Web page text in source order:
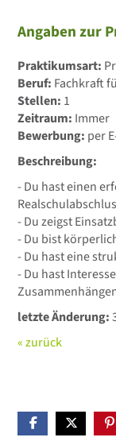
Angaben zur
Praktikumsart:
Beruf: Fachkraft
Stellen: 1
Zeitraum: Immer
Bewerbung: per
Beschreibung:
- Du hast einen
- Du zeigst
- Du bist
- Du hast eine
- Du hast
letzte Änderung:
« zurück